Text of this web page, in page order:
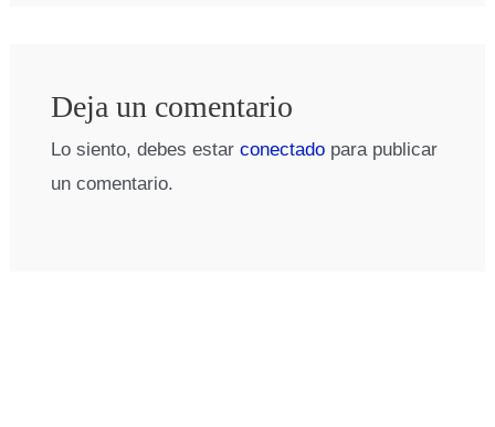
Deja un comentario
Lo siento, debes estar conectadopara publicar
un comentario.